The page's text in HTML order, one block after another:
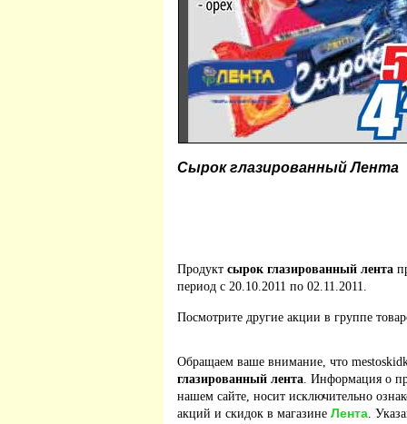
Сырок глазированный Лента
Продукт сырок глазированный лента
период с 20.10.2011 по 02.11.2011.
Посмотрите другие акции в группе
Обращаем ваше внимание, что
глазированный лента. Информация о
нашем сайте, носит исключительно
акций и скидок в магазине Лента.